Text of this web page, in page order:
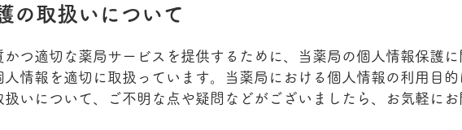
の取扱いについて
かつ適切な薬局サービスを提供するために、当薬局の個人情報保護
人情報を適切に取扱っています。当薬局における個人情報の利用目
扱いについて、ご不明な点や疑問などがございましたら、お気軽にお